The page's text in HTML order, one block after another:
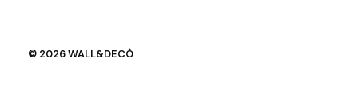
© 2026 WALL&DECÒ